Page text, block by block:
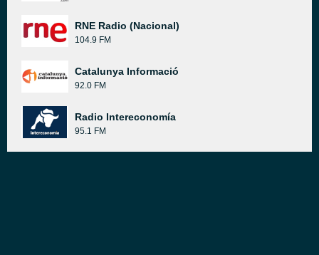
RNE Radio (Nacional)
104.9 FM
Catalunya Informació
92.0 FM
Radio Intereconomía
95.1 FM